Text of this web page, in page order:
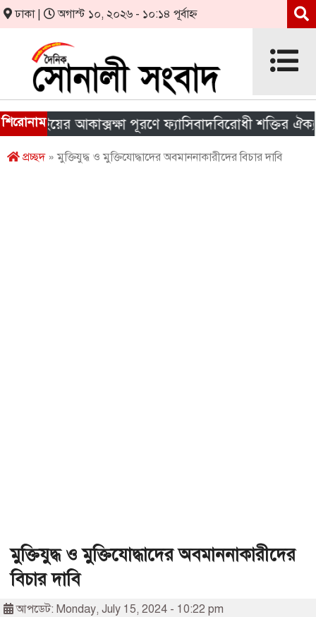
ঢাকা | অগাস্ট ১০, ২০২৬ - ১০:১৪ পূর্বাহ্ন
শিরোনামআকাক্সক্ষা পূরণে ফ্যাসিবাদবিরোধী শক্তির ঐক্য
প্রচ্ছদ» মুক্তিযুদ্ধ ও মুক্তিযোদ্ধাদের অবমাননাকারীদের বিচার দাবি
মুক্তিযুদ্ধ ও মুক্তিযোদ্ধাদের অবমাননাকারীদের
বিচার দাবি
আপডেট: Monday, July 15, 2024 - 10:22 pm